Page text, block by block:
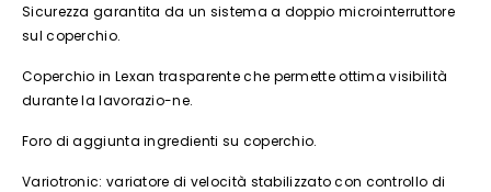
Sicurezza garantita da un sistema a doppio microinterruttore
sul coperchio.
Coperchio in Lexan trasparente che permette ottima visibilità
durante la lavorazio-ne.
Foro di aggiunta ingredienti su coperchio.
Variotronic: variatore di velocità stabilizzato con controllo di